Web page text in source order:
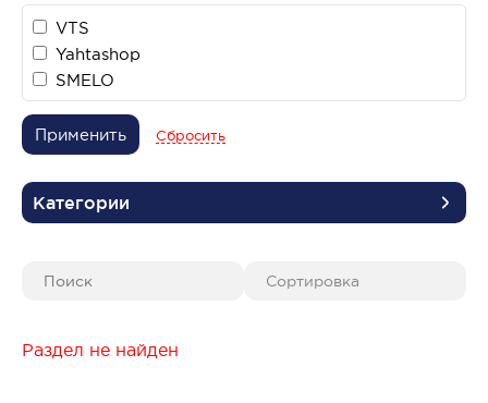
VTS
Yahtashop
SMELO
Применить Сбросить
Категории
Раздел не найден